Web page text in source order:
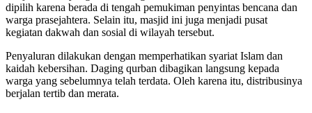
dipilih karena berada di tengah pemukiman penyintas bencana dan
warga prasejahtera. Selain itu, masjid ini juga menjadi pusat
kegiatan dakwah dan sosial di wilayah tersebut.
Penyaluran dilakukan dengan memperhatikan syariat Islam dan
kaidah kebersihan. Daging qurban dibagikan langsung kepada
warga yang sebelumnya telah terdata. Oleh karena itu, distribusinya
berjalan tertib dan merata.